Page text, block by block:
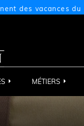
des vacances du
MÉTIERS